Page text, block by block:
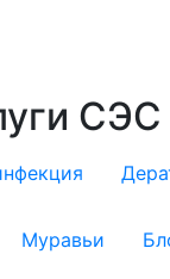
СЭС
Муравьи